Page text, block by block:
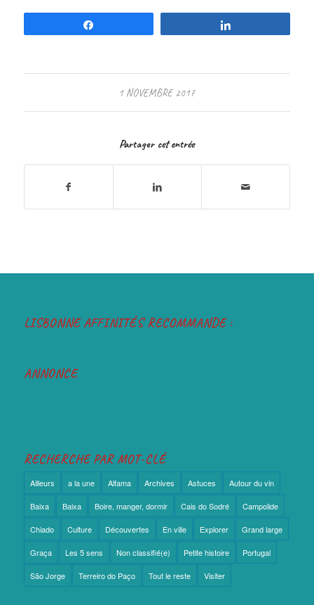
1 NOVEMBRE 2017
Partager cet entrée
LISBONNE AFFINITÉS RECOMMANDE :
ANNONCE
RECHERCHE PAR MOT-CLÉ
Ailleurs a la une Alfama Archives Astuces Autour du vin
Baixa Baixa Boire, manger, dormir Cais do Sodré Campolide
Chiado Culture Découvertes En ville Explorer Grand large
Graça Les 5 sens Non classifié(e) Petite histoire Portugal
São Jorge Terreiro do Paço Tout le reste Visiter